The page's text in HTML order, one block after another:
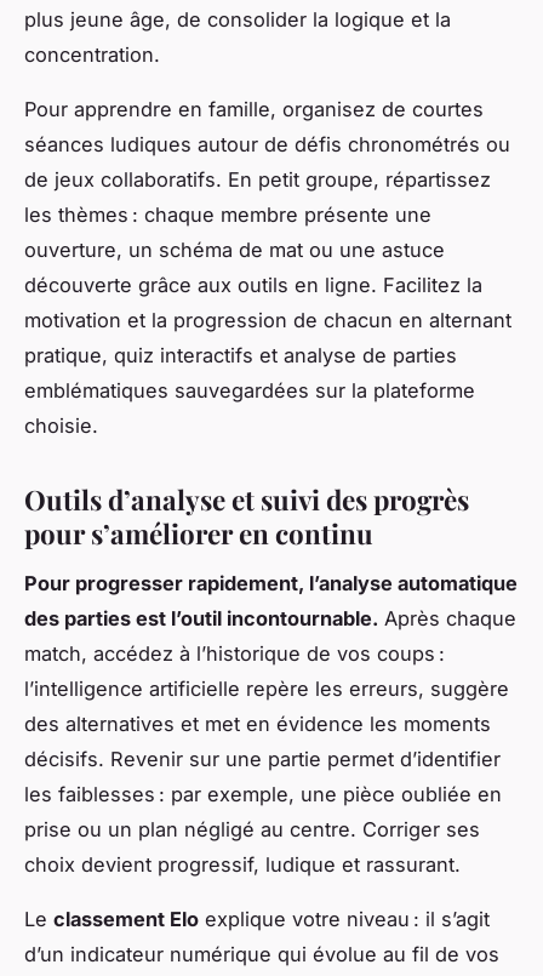
plus jeune âge, de consolider la logique et la
concentration.
Pour apprendre en famille, organisez de courtes
séances ludiques autour de défis chronométrés ou
de jeux collaboratifs. En petit groupe, répartissez
les thèmes : chaque membre présente une
ouverture, un schéma de mat ou une astuce
découverte grâce aux outils en ligne. Facilitez la
motivation et la progression de chacun en alternant
pratique, quiz interactifs et analyse de parties
emblématiques sauvegardées sur la plateforme
choisie.
Outils d’analyse et suivi des progrès
pour s’améliorer en continu
Pour progresser rapidement, l’analyse automatique
des parties est l’outil incontournable. Après chaque
match, accédez à l’historique de vos coups :
l’intelligence artificielle repère les erreurs, suggère
des alternatives et met en évidence les moments
décisifs. Revenir sur une partie permet d’identifier
les faiblesses : par exemple, une pièce oubliée en
prise ou un plan négligé au centre. Corriger ses
choix devient progressif, ludique et rassurant.
Le classement Elo explique votre niveau : il s’agit
d’un indicateur numérique qui évolue au fil de vos